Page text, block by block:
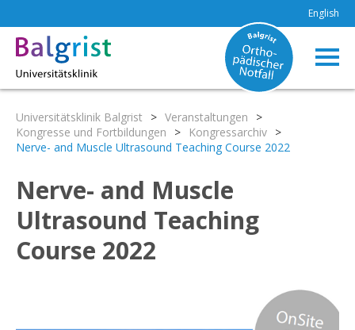
English
Universitätsklinik Balgrist > Veranstaltungen
>
Kongresse und Fortbildungen
> Kongressarchiv >
Nerve- and Muscle Ultrasound Teaching Course 2022
Nerve- and Muscle
Ultrasound Teaching
Course 2022